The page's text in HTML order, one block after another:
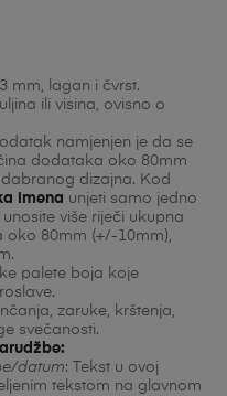
mm, lagan i čvrst.
ili visina, ovisno o
namjenjen je da se
dodataka oko 80mm
dizajna. Kod
imena unjeti samo jedno
više riječi ukupna
oko 80mm (+/-10mm),
palete boja koje
zaruke, krštenja,
svečanosti.
datum: Tekst u ovoj
tekstom na glavnom